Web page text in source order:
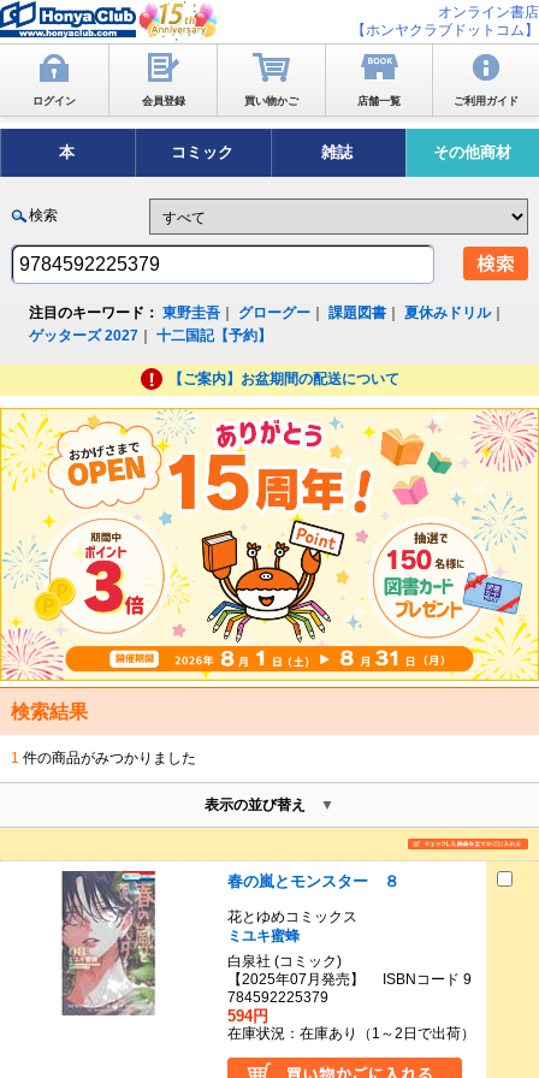
オンライン書店
【ホンヤクラブドットコム】
ログイン 会員登録 買い物かご 店舗一覧 ご利用ガイド
本 コミック 雑誌 その他商材
検索
注目のキーワード： 東野圭吾 グローグー ｜課題図書 ｜夏休みドリル｜
ゲッターズ 2027 ｜十二国記【予約】
【ご案内】お盆期間の配送について
検索結果
1 件の商品がみつかりました
表示の並び替え
春の嵐とモンスター ８
花とゆめコミックス
ミユキ蜜蜂
白泉社 (コミック)
【2025年07月発売】 ISBNコード 9
784592225379
594円
在庫状況：在庫あり（1～2日で出荷）